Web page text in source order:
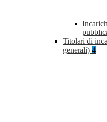
Titolari di
generali) 4